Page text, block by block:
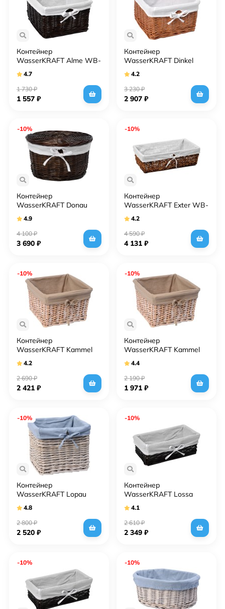
Контейнер
WasserKRAFT Alme WB-
коричневый, малый
4.7
1 730₽
1 557 ₽
Контейнер
WasserKRAFT Dinkel
коричневый, большой
4.2
3 230₽
2 907 ₽
-10%
Контейнер
WasserKRAFT Donau
коричневый, большой
4.9
4 100₽
3 690 ₽
-10%
Контейнер
WasserKRAFT Exter WB-
коричневый, большой
4.2
4 590₽
4 131 ₽
-10%
Контейнер
WasserKRAFT Kammel
кремовый, большой
4.2
2 690₽
2 421 ₽
-10%
Контейнер
WasserKRAFT Kammel
кремовый, средний
4.4
2 190₽
1 971 ₽
-10%
Контейнер
WasserKRAFT Lopau
кремовый, средний
4.8
2 800₽
2 520 ₽
-10%
Контейнер
WasserKRAFT Lossa
коричневый, большой
4.1
2 610₽
2 349 ₽
-10% -10%